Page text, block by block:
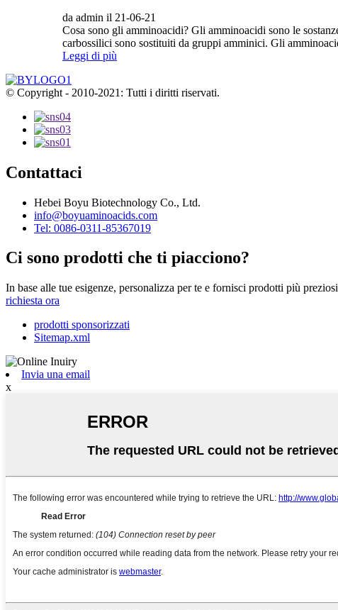
da admin il 21-06-21
Cosa sono gli amminoacidi? Gli amminoacidi sono le
carbossilici sono sostituiti da gruppi amminici. Gli
Leggi di più
© Copyright - 2010-2021: Tutti i diritti riservati.
Contattaci
Hebei Boyu Biotechnology Co., Ltd.
info@boyuaminoacids.com
Tel: 0086-0311-85367019
Ci sono prodotti che ti piacciono?
In base alle tue esigenze, personalizza per te e fornisci prodotti più
richiesta ora
prodotti sponsorizzati
Sitemap.xml
Invia una email
x